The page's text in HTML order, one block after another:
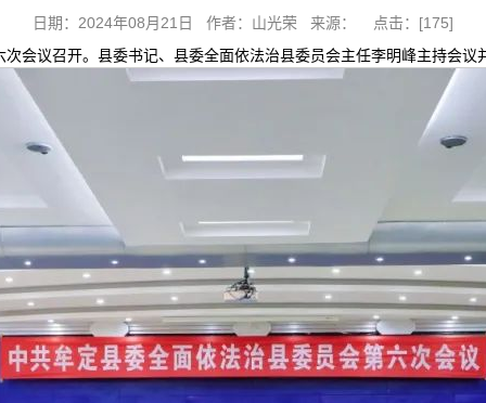
日期：2024年08月21日 作者：山光荣 来源： 点击：[175]
会议召开。县委书记、县委全面依法治县委员会主任李明峰主持会议